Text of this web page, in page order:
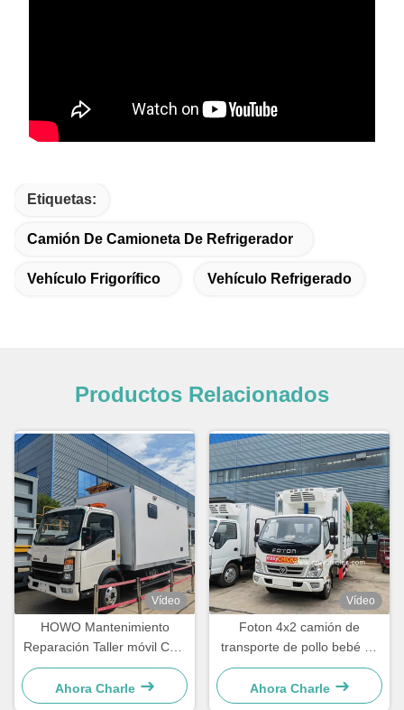
Etiquetas:
Camión De Camioneta De Refrigerador
Vehículo Frigorífico Vehículo Refrigerado
Productos Relacionados
Vídeo
HOWO Mantenimiento
Reparación Taller móvil Caja
de herramientas Caja de
carga Furgoneta
Ahora Charle
Vídeo
Foton 4x2 camión de
transporte de pollo bebé de
un día de edad
Ahora Charle